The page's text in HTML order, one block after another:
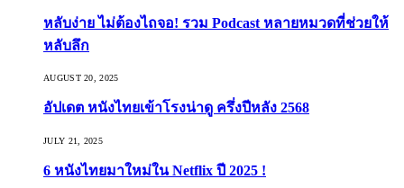
หลับง่าย ไม่ต้องไถจอ! รวม Podcast หลายหมวดที่ช่วยให้
หลับลึก
AUGUST 20, 2025
อัปเดต หนังไทยเข้าโรงน่าดู ครึ่งปีหลัง 2568
JULY 21, 2025
6 หนังไทยมาใหม่ใน Netflix ปี 2025 !